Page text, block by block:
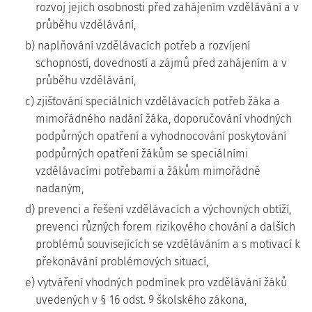
rozvoj jejich osobnosti před zahájením vzdělávání a v
průběhu vzdělávání,
b) naplňování vzdělávacích potřeb a rozvíjení
schopností, dovedností a zájmů před zahájením a v
průběhu vzdělávání,
c) zjišťování speciálních vzdělávacích potřeb žáka a
mimořádného nadání žáka, doporučování vhodných
podpůrných opatření a vyhodnocování poskytování
podpůrných opatření žákům se speciálními
vzdělávacími potřebami a žákům mimořádně
nadaným,
d) prevenci a řešení vzdělávacích a výchovných obtíží,
prevenci různých forem rizikového chování a dalších
problémů souvisejících se vzděláváním a s motivací k
překonávání problémových situací,
e) vytváření vhodných podmínek pro vzdělávání žáků
uvedených v § 16 odst. 9 školského zákona,